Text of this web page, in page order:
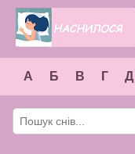
А Б В Г Д